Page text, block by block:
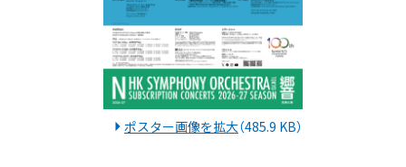
ポスター画像を拡大（485.9 KB）